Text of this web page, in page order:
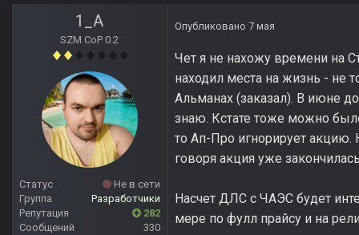
1_A
SZM CoP 0.2
Статус
Не в сети
Группа
Разработчики
Репутация
282
Сообщений
330
Опубликовано 7 мая
Чет я не нахожу времени на
находил места на жизнь - не
Альманах (заказал). В июне
знаю. Кстате тоже можно
то Ап-Про игнорирует акцию.
говоря акция уже
Насчет ДЛС с ЧАЭС будет
мере по фулл прайсу и на